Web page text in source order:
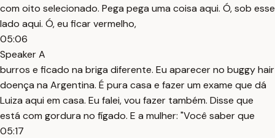
com oito selecionado. Pega pega uma coisa aqui. Ó, sob esse
lado aqui. Ó, eu ficar vermelho,
05:06
Speaker A
burros e ficado na briga diferente. Eu aparecer no buggy hair
doença na Argentina. É pura casa e fazer um exame que dá
Luiza aqui em casa. Eu falei, vou fazer também. Disse que
está com gordura no fígado. E a mulher: "Você saber que
05:17